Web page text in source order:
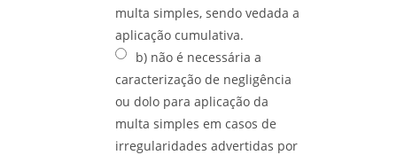
multa simples, sendo vedada a
aplicação cumulativa.
b) não é necessária a
caracterização de negligência
ou dolo para aplicação da
multa simples em casos de
irregularidades advertidas por